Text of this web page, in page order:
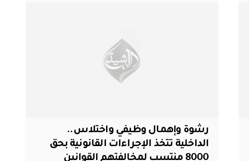
رشوة وإهمال وظيفي واختلاس..
الداخلية تتخذ الإجراءات القانونية بحق
8000 منتسب لمخالفتهم القوانين